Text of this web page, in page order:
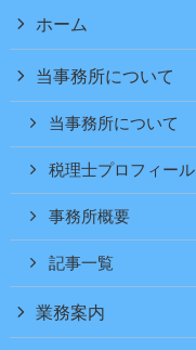
ホーム
当事務所について
当事務所について
税理士プロフィール
事務所概要
記事一覧
業務案内